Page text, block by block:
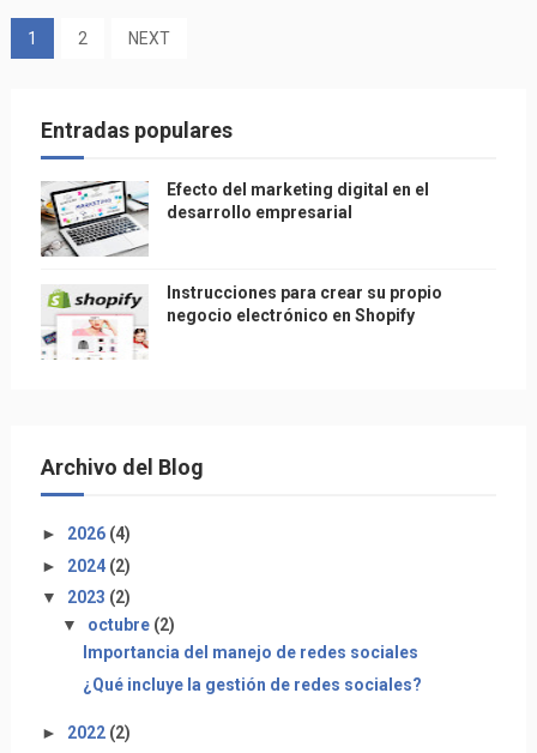
1 2 NEXT
Entradas populares
Efecto del marketing digital en el
desarrollo empresarial
Instrucciones para crear su propio
negocio electrónico en Shopify
Archivo del Blog
► 2026 (4)
► 2024 (2)
▼ 2023 (2)
▼ octubre (2)
Importancia del manejo de redes sociales
¿Qué incluye la gestión de redes sociales?
► 2022 (2)